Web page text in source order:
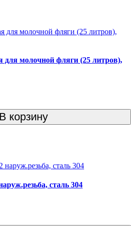
для молочной фляги (25 литров),
В корзину
сталь 304